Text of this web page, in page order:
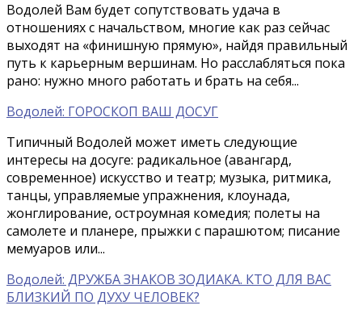
Водолей Вам будет сопутствовать удача в
отношениях с начальством, многие как раз сейчас
выходят на «финишную прямую», найдя правильный
путь к карьерным вершинам. Но расслабляться пока
рано: нужно много работать и брать на себя...
Водолей: ГОРОСКОП ВАШ ДОСУГ
Типичный Водолей может иметь следующие
интересы на досуге: радикальное (авангард,
современное) искусство и театр; музыка, ритмика,
танцы, управляемые упражнения, клоунада,
жонглирование, остроумная комедия; полеты на
самолете и планере, прыжки с парашютом; писание
мемуаров или...
Водолей: ДРУЖБА ЗНАКОВ ЗОДИАКА. КТО ДЛЯ ВАС
БЛИЗКИЙ ПО ДУХУ ЧЕЛОВЕК?